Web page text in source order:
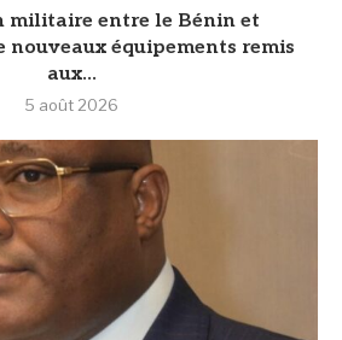
militaire entre le Bénin et
nouveaux équipements remis
aux...
5 août 2026